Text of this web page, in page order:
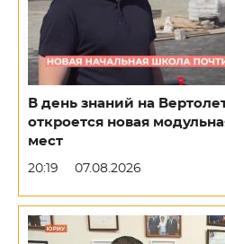
В день знаний на
откроется новая
мест
20:19 07.08.2026